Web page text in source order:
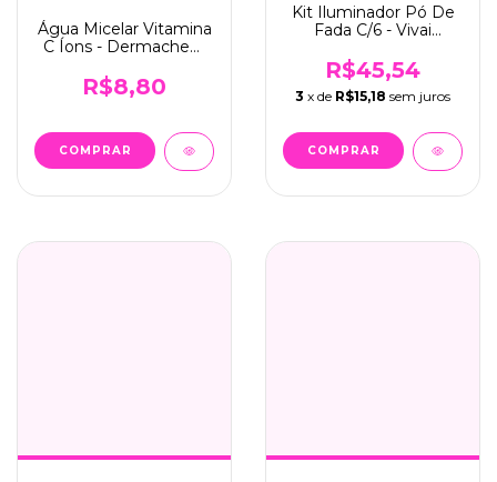
Água Micelar Vitamina
C Íons - Dermachem
R$8,80
Kit Iluminador Pó De
Fada C/6 - Vivai
R$45,54
3 x de R$15,18 sem juros